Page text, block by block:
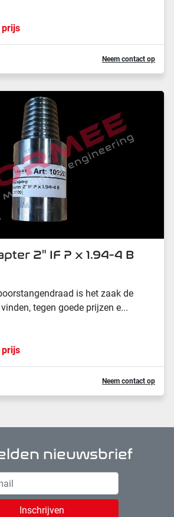
prijs
Neem contact op
2" IF P x 1.94-4 B
is het zaak de
tegen goede prijzen e...
prijs
Neem contact op
nieuwsbrief
Inschrijven